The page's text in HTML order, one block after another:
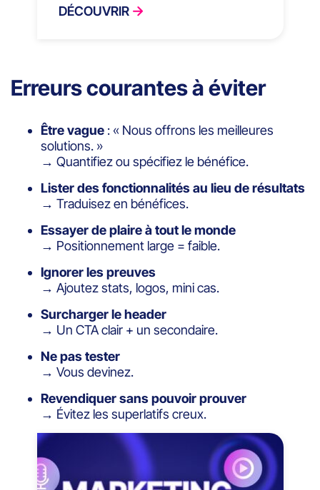
DÉCOUVRIR
Erreurs courantes à éviter
Être vague : « Nous offrons les meilleures
solutions. »
→ Quantifiez ou spécifiez le bénéfice.
Lister des fonctionnalités au lieu de résultats
→ Traduisez en bénéfices.
Essayer de plaire à tout le monde
→ Positionnement large = faible.
Ignorer les preuves
→ Ajoutez stats, logos, mini cas.
Surcharger le header
→ Un CTA clair + un secondaire.
Ne pas tester
→ Vous devinez.
Revendiquer sans pouvoir prouver
→ Évitez les superlatifs creux.